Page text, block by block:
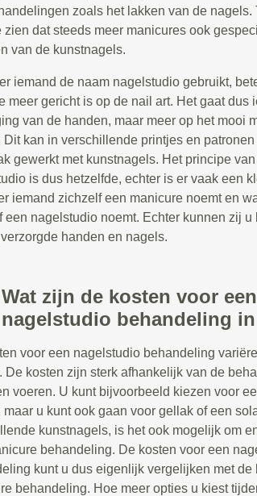
zoals het lakken van de nagels.
zien dat steeds meer manicures ook
van de kunstnagels.
iemand de naam nagelstudio gebruikt,
meer gericht is op de nail art. Het gaat dus
van de handen, maar meer op het mooi
Dit kan in verschillende printjes en
gewerkt met kunstnagels. Het principe
is dus hetzelfde, echter is er vaak een
iemand zichzelf een manicure noemt en
een nagelstudio noemt. Echter kunnen zij
handen en nagels.
Wat zijn de kosten voor een
nagelstudio behandeling
voor een nagelstudio behandeling
De kosten zijn sterk afhankelijk van de
voeren. U kunt bijvoorbeeld kiezen voor
maar u kunt ook gaan voor gellak of een
kunstnagels, is het ook mogelijk om
behandeling. De kosten voor een
kunt u dus eigenlijk vergelijken met de
behandeling. Hoe meer opties u kiest